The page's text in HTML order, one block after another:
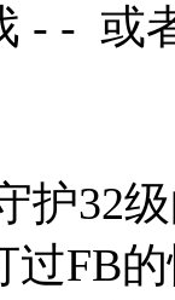
- - 或
护32
过FB